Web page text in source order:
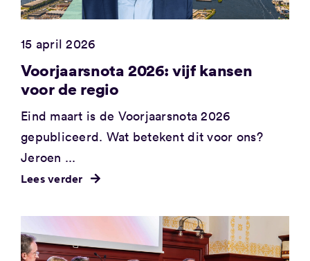
15 april 2026
Voorjaarsnota 2026: vijf kansen
voor de regio
Eind maart is de Voorjaarsnota 2026
gepubliceerd. Wat betekent dit voor ons?
Jeroen ...
Lees verder